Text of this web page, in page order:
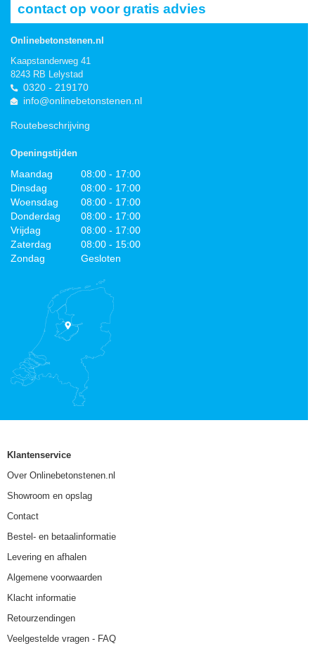
contact op voor gratis advies
Onlinebetonstenen.nl
Kaapstanderweg 41
8243 RB Lelystad
0320 - 219170
info@onlinebetonstenen.nl
Routebeschrijving
Openingstijden
Maandag
08:00 - 17:00
Dinsdag
08:00 - 17:00
Woensdag
08:00 - 17:00
Donderdag
08:00 - 17:00
Vrijdag
08:00 - 17:00
Zaterdag
08:00 - 15:00
Zondag
Gesloten
Klantenservice
Over Onlinebetonstenen.nl
Showroom en opslag
Contact
Bestel- en betaalinformatie
Levering en afhalen
Algemene voorwaarden
Klacht informatie
Retourzendingen
Veelgestelde vragen - FAQ